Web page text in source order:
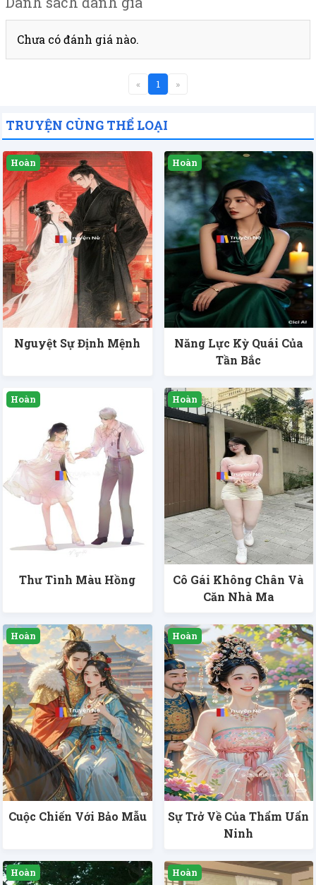
Chưa có đánh giá nào.
« 1 »
TRUYỆN CÙNG THỂ LOẠI
Nguyệt Sự Định Mệnh
Năng Lực Kỳ Quái Của
Tần Bắc
Thư Tình Màu Hồng
Cô Gái Không Chân Và
Căn Nhà Ma
Cuộc Chiến Với Bảo Mẫu
Sự Trở Về Của Thẩm Uẩn
Ninh